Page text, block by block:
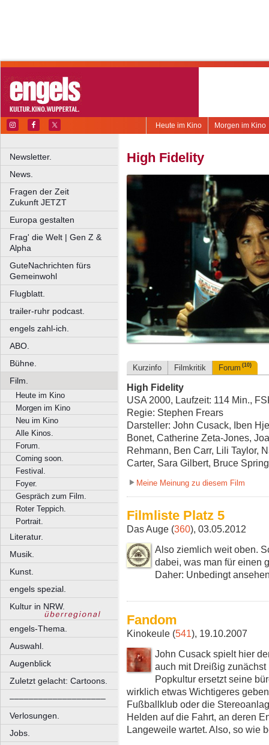
Morgen im Kino
Heute im Kino
Newsletter.
News.
Fragen der Zeit
Zukunft JETZT
Europa gestalten
Frag' die Welt | Gen Z &
Alpha
GuteNachrichten fürs
Gemeinwohl
Flugblatt.
trailer-ruhr podcast.
engels zahl-ich.
ABO.
Bühne.
Film.
Heute im Kino
Morgen im Kino
Neu im Kino
Alle Kinos.
Forum.
Coming soon.
Festival.
Foyer.
Gespräch zum Film.
Roter Teppich.
Portrait.
Literatur.
Musik.
Kunst.
engels spezial.
Kultur in NRW.
engels-Thema.
Auswahl.
Augenblick
Zuletzt gelacht: Cartoons.
––––––––––––––––––––
Verlosungen.
Jobs.
High Fidelity
Kurzinfo Filmkritik Forum (10)
High Fidelity
USA 2000, Laufzeit: 114 Min.,
Regie: Stephen Frears
Darsteller: John Cusack, Iben
Bonet, Catherine Zeta-Jones,
Rehmann, Ben Carr, Lili Taylor,
Carter, Sara Gilbert, Bruce
Meine Meinung zu diesem Film
Filmliste Platz 5
Das Auge (360), 03.05.2012
Also ziemlich weit oben.
dabei, was man für einen
Daher: Unbedingt
Fandom
Kinokeule (541), 19.10.2007
John Cusack spielt hier
auch mit Dreißig
Popkultur ersetzt seine
wirklich etwas Wichtigeres
Fußballklub oder die
Helden auf die Fahrt, an deren
Langeweile wartet. Also, so wie